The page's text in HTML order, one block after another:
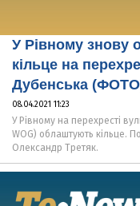
У Рівному знову
кільце на
Дубенська
08.04.2021 11:23
У Рівному на перехресті
WOG) облаштують кільце.
Олександр Третяк.